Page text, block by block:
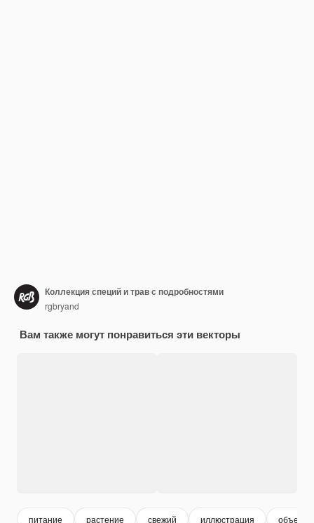
Коллекция специй и трав с подробностями
rgbryand
Вам также могут понравиться эти векторы
питание растение свежий иллюстрация объект